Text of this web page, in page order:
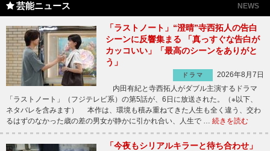
芸能ニュース NEWS
「ラストノート」“澄晴”寺西拓人の告白
シーンに反響集まる 「真っすぐな告白が
カッコいい」「最高のシーンをありがと
う」
ドラマ
2026年8月7日
内田有紀と寺西拓人がダブル主演するドラマ
「ラストノート」（フジテレビ系）の第5話が、6日に放送された。（※以下、
ネタバレを含みます） 本作は、環境も積み重ねてきた人生も全く違う、交わ
るはずのなかった歳の差の男女が静かに引かれ合い、人生で … 続きを読む
「今夜もシリアルキラーと待ち合わせ」